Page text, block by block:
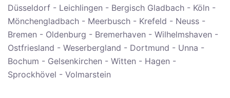
Düsseldorf - Leichlingen - Bergisch Gladbach - Köln -
Mönchengladbach - Meerbusch - Krefeld - Neuss -
Bremen - Oldenburg - Bremerhaven - Wilhelmshaven -
Ostfriesland - Weserbergland - Dortmund - Unna -
Bochum - Gelsenkirchen - Witten - Hagen -
Sprockhövel - Volmarstein